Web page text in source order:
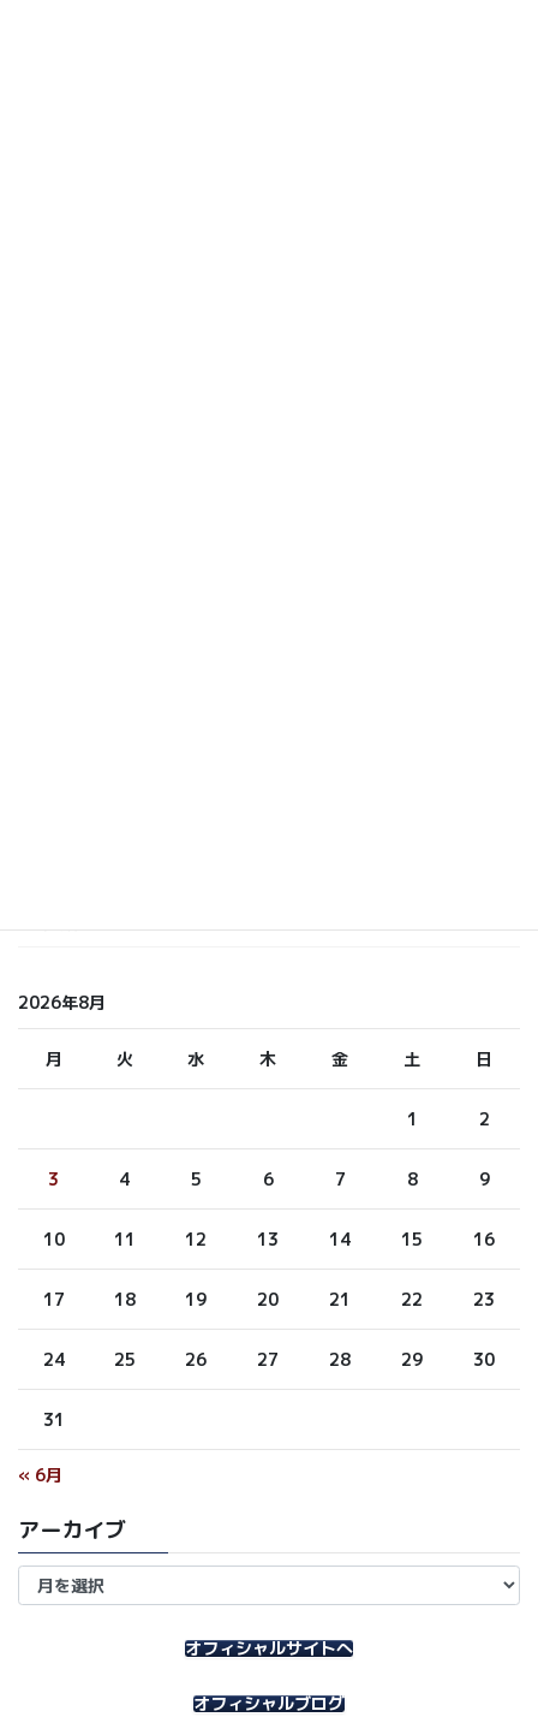
2026年8月
月 火 水 木 金 土 日
1 2
3 4 5 6 7 8 9
10 11 12 13 14 15 16
17 18 19 20 21 22 23
24 25 26 27 28 29 30
31
« 6月
アーカイブ
ア
オフィシャルサイトへ
オフィシャルブログ